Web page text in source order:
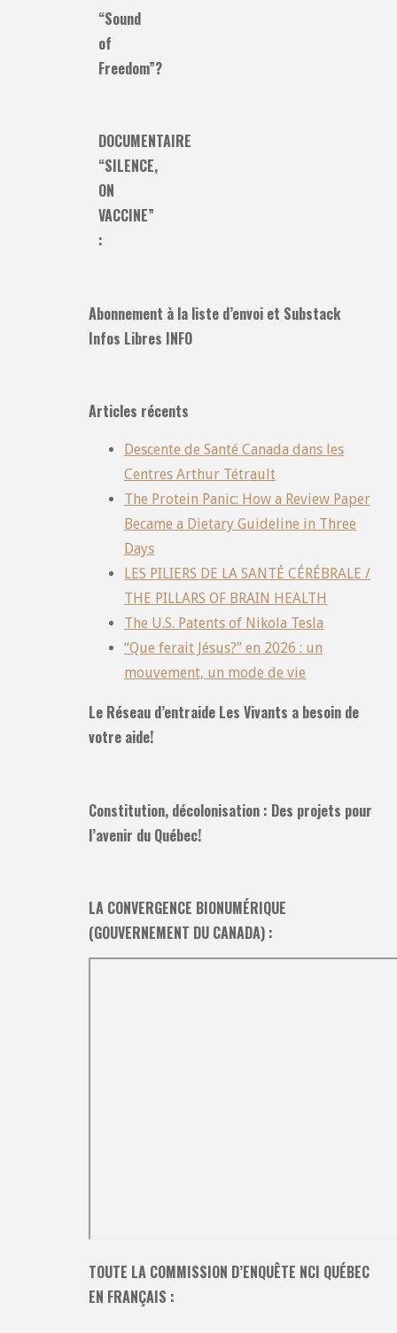
“Sound
of
Freedom”?
DOCUMENTAIRE
“SILENCE,
ON
VACCINE”
:
Abonnement à la liste d’envoi et Substack
Infos Libres INFO
Articles récents
Descente de Santé Canada dans les
Centres Arthur Tétrault
The Protein Panic: How a Review Paper
Became a Dietary Guideline in Three
Days
LES PILIERS DE LA SANTÉ CÉRÉBRALE /
THE PILLARS OF BRAIN HEALTH
The U.S. Patents of Nikola Tesla
“Que ferait Jésus?” en 2026 : un
mouvement, un mode de vie
Le Réseau d’entraide Les Vivants a besoin de
votre aide!
Constitution, décolonisation : Des projets pour
l’avenir du Québec!
LA CONVERGENCE BIONUMÉRIQUE
(GOUVERNEMENT DU CANADA) :
TOUTE LA COMMISSION D’ENQUÊTE NCI QUÉBEC
EN FRANÇAIS :